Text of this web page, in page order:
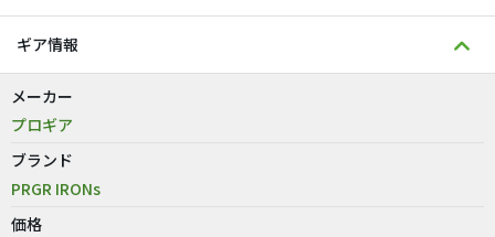
ギア情報
メーカー
プロギア
ブランド
PRGR IRONs
価格